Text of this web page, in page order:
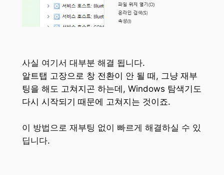
사실 여기서 대부분 해결 됩니다.
알트탭 고장으로 창 전환이 안 될 때, 그냥 재부
팅을 해도 고쳐지곤 하는데, Windows 탐색기도
다시 시작되기 때문에 고쳐지는 것이죠.
이 방법으로 재부팅 없이 빠르게 해결하실 수 있
딥니다.